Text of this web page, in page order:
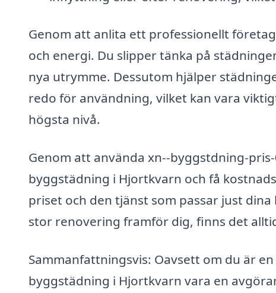
Genom att anlita ett professionellt
och energi. Du slipper tänka på
nya utrymme. Dessutom hjälper
redo för användning, vilket kan vara
högsta nivå.
Genom att använda xn--byggstdning-
byggstädning i Hjortkvarn och få
priset och den tjänst som passar just
stor renovering framför dig, finns det
Sammanfattningsvis: Oavsett om du är
byggstädning i Hjortkvarn vara en